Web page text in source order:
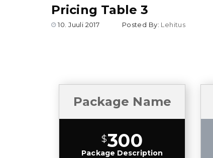
Pricing Table 3
10. Juuli 2017 Posted By: Lehitus
Package Name
$300
Package Description